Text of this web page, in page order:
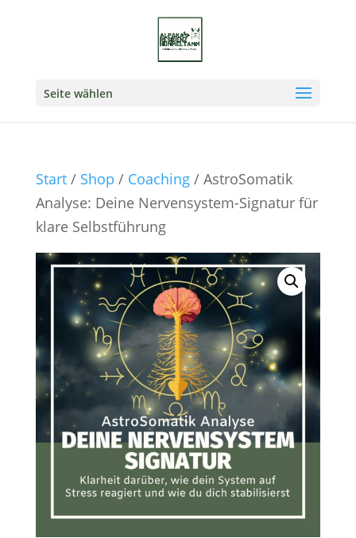
Seite wählen
Start/ Shop / Coaching/ AstroSomatik
Analyse: Deine Nervensystem-Signatur für
klare Selbstführung